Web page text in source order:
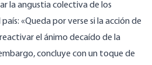
la angustia colectiva de los
«Queda por verse si la acción de
el ánimo decaído de la
concluye con un toque de